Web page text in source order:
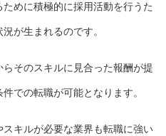
めに積極的に採用活動を行うた
が生まれるのです。
そのスキルに見合った報酬が提
での転職が可能となります。
キルが必要な業界も転職に強い